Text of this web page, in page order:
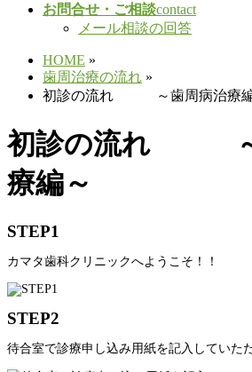
お問合せ・ご相談contact
メール相談の回答
HOME »
歯周治療の流れ »
初診の流れ ～歯周病治療
初診の流れ ～
療編～
STEP1
カマタ歯科クリニックへようこそ！！
STEP2
待合室で診療申し込み用紙を記入していた